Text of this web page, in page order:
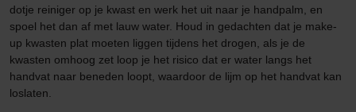
dotje reiniger op je kwast en werk het uit naar je handpalm, en
spoel het dan af met lauw water. Houd in gedachten dat je make-
up kwasten plat moeten liggen tijdens het drogen, als je de
kwasten omhoog zet loop je het risico dat er water langs het
handvat naar beneden loopt, waardoor de lijm op het handvat kan
loslaten.